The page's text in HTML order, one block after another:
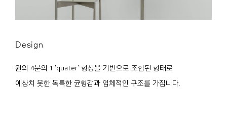
Design
원의 4분의 1 'quater' 형상을 기반으로 조합된 형태로
예상치 못한 독특한 균형감과 입체적인 구조를 가집니다.